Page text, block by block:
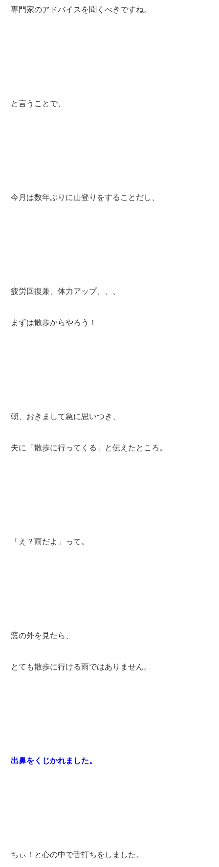
専門家のアドバイスを聞くべきですね。
と言うことで、
今月は数年ぶりに山登りをすることだし、
疲労回復兼、体力アップ、、、
まずは散歩からやろう！
朝、おきまして急に思いつき、
夫に「散歩に行ってくる」と伝えたところ。
「え？雨だよ」って。
窓の外を見たら、
とても散歩に行ける雨ではありません。
出鼻をくじかれました。
ちぃ！と心の中で舌打ちをしました。